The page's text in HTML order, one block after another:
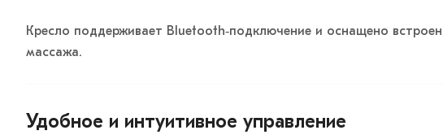
Кресло поддерживает Bluetooth‑подключение и оснащено
массажа.
Удобное и интуитивное управление